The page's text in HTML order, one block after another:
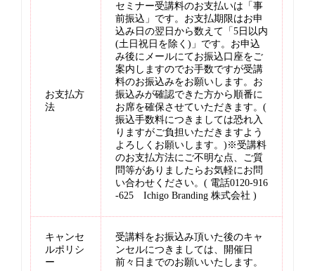
お支払方
法
セミナー受講料のお支払いは「事
前振込」です。お支払期限はお申
込み日の翌日から数えて「5日以内
(土日祝日を除く)」です。お申込
み後にメールにてお振込口座をご
案内しますのでお手数ですが受講
料のお振込みをお願いします。お
振込みが確認できた方から順番に
お席を確保させていただきます。(
振込手数料につきましては恐れ入
りますがご負担いただきますよう
よろしくお願いします。)※受講料
のお支払方法にご不明な点、ご質
問等がありましたらお気軽にお問
い合わせください。( 電話0120-916
-625 Ichigo Branding 株式会社 )
キャンセ
ルポリシ
ー
受講料をお振込み頂いた後のキャ
ンセルにつきましては、開催日
前々日までのお願いいたします。